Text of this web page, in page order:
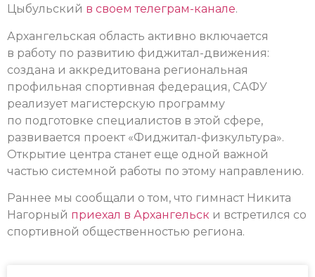
Цыбульский в своем телеграм-канале.
Архангельская область активно включается
в работу по развитию фиджитал-движения:
создана и аккредитована региональная
профильная спортивная федерация, САФУ
реализует магистерскую программу
по подготовке специалистов в этой сфере,
развивается проект «Фиджитал-физкультура».
Открытие центра станет еще одной важной
частью системной работы по этому направлению.
Раннее мы сообщали о том, что гимнаст Никита
Нагорный приехал в Архангельск и встретился со
спортивной общественностью региона.